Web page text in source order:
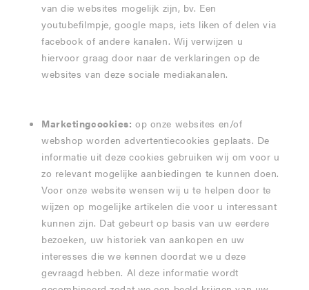
van die websites mogelijk zijn, bv. Een
youtubefilmpje, google maps, iets liken of delen via
facebook of andere kanalen. Wij verwijzen u
hiervoor graag door naar de verklaringen op de
websites van deze sociale mediakanalen.
Marketingcookies: op onze websites en/of
webshop worden advertentiecookies geplaats. De
informatie uit deze cookies gebruiken wij om voor u
zo relevant mogelijke aanbiedingen te kunnen doen.
Voor onze website wensen wij u te helpen door te
wijzen op mogelijke artikelen die voor u interessant
kunnen zijn. Dat gebeurt op basis van uw eerdere
bezoeken, uw historiek van aankopen en uw
interesses die we kennen doordat we u deze
gevraagd hebben. Al deze informatie wordt